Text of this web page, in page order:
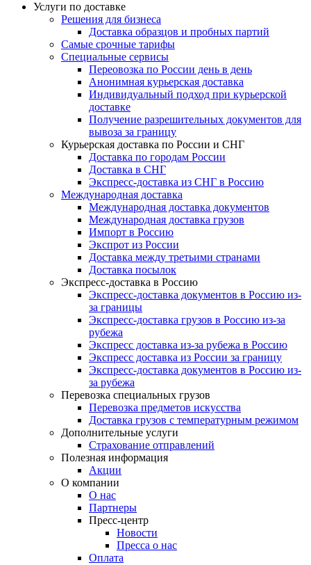
Услуги по доставке
Решения для бизнеса
Доставка образцов и пробных партий
Самые срочные тарифы
Специальные сервисы
Переовозка по России день в день
Анонимная курьерская доставка
Индивидуальный подход при курьерской
доставке
Получение разрешительных документов для
вывоза за границу
Курьерская доставка по России и СНГ
Доставка по городам России
Доставка в СНГ
Экспресс-доставка из СНГ в Россию
Международная доставка
Международная доставка документов
Международная доставка грузов
Импорт в Россию
Экспрот из России
Доставка между третьими странами
Доставка посылок
Экспресс-доставка в Россию
Экспресс-доставка документов в Россию из-
за границы
Экспресс-доставка грузов в Россию из-за
рубежа
Экспресс доставка из-за рубежа в Россию
Экспресс доставка из России за границу
Экспресс-доставка документов в Россию из-
за рубежа
Перевозка специальных грузов
Перевозка предметов искусства
Доставка грузов с температурным режимом
Дополнительные услуги
Страхование отправлений
Полезная информация
Акции
О компании
О нас
Партнеры
Пресс-центр
Новости
Пресса о нас
Оплата